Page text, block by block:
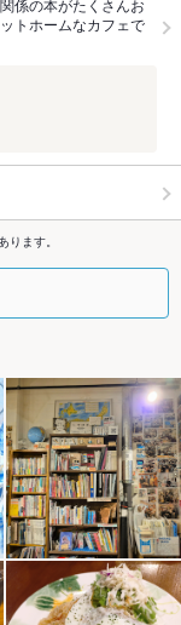
トホームなカフェで
ます。